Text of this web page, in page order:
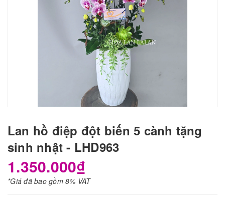
Lan hồ điệp đột biến 5 cành tặng
sinh nhật - LHD963
1.350.000₫
*Giá đã bao gồm 8% VAT